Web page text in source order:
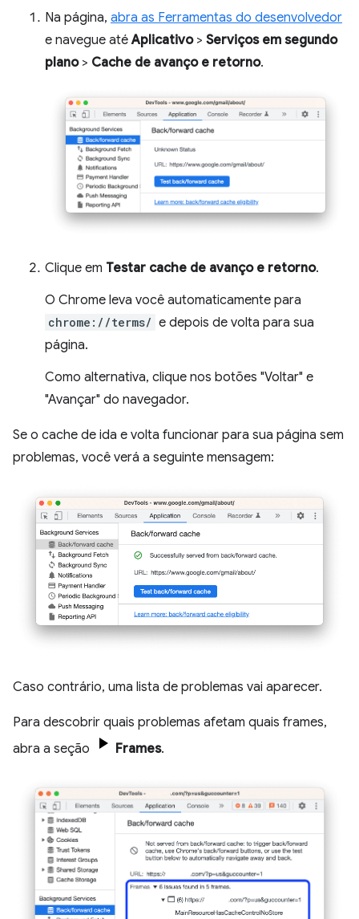
Na página, abra as Ferramentas do desenvolvedor
e navegue atéAplicativo> Serviços em segundo
plano> Cache de avanço e retorno.
Clique em Testar cache de avanço e retorno.
O Chrome leva você automaticamente para
chrome://terms/ e depois de volta para sua
página.
Como alternativa, clique nos botões "Voltar" e
"Avançar" do navegador.
Se o cache de ida e volta funcionar para sua página sem
problemas, você verá a seguinte mensagem:
Caso contrário, uma lista de problemas vai aparecer.
Para descobrir quais problemas afetam quais frames,
abra a seção
Frames.